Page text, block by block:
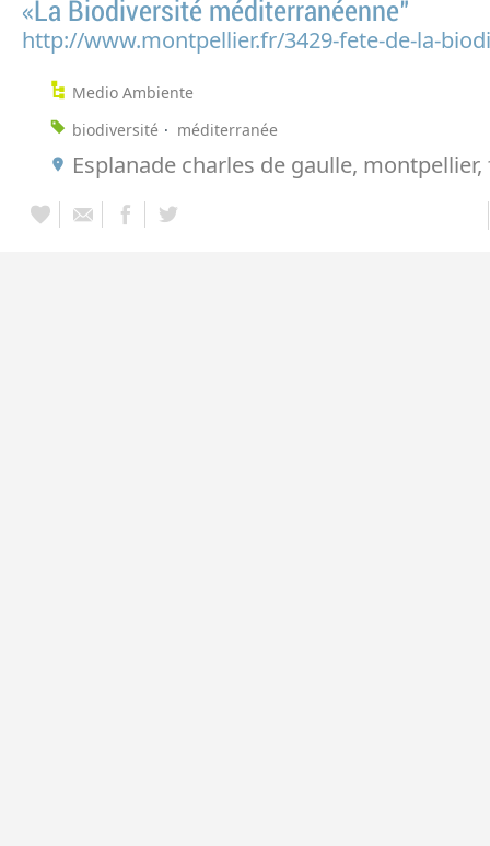
«La Biodiversité méditerranéenne"
http://www.montpellier.fr/3429-fete-de-la-
Medio Ambiente
biodiversité
méditerranée
Esplanade charles de gaulle,